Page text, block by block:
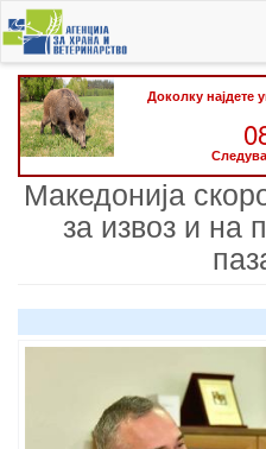
Skip
to
main
content
Доколку најдете
Македонија
за извоз и на